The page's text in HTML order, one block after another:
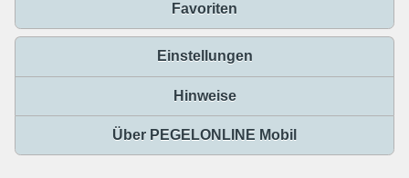
Favoriten
Einstellungen
Hinweise
Über PEGELONLINE Mobil